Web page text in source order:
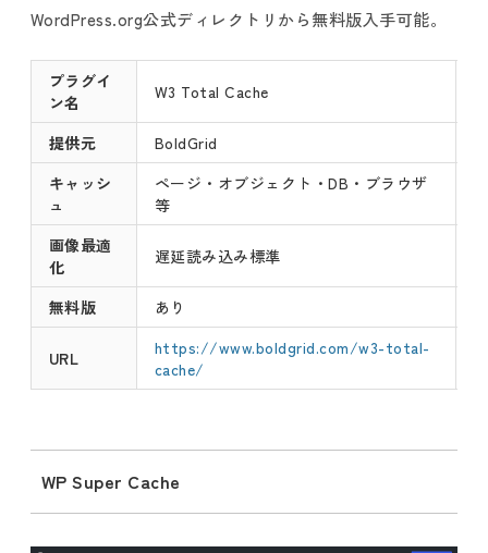
WordPress.org公式ディレクトリから無料版入手可能。
プラグイ
ン名
W3 Total Cache
提供元
BoldGrid
キャッシ
ュ
ページ・オブジェクト・DB・ブラウザ
等
画像最適
化
遅延読み込み標準
無料版 あり
URL
https://www.boldgrid.com/w3-total-
cache/
WP Super Cache